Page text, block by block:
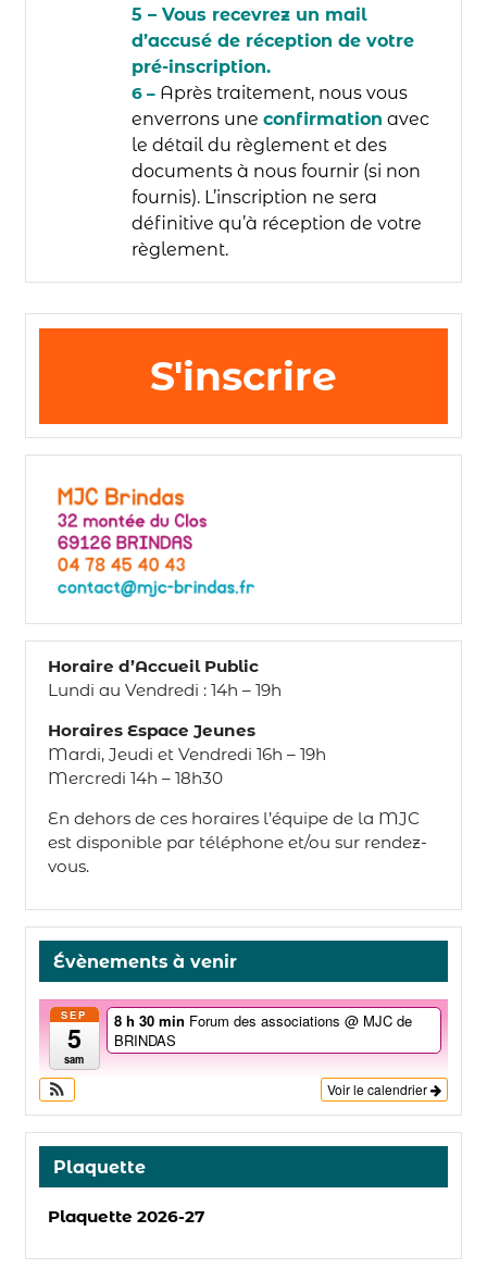
5 – Vous recevrez un mail
d’accusé de réception de votre
pré-inscription.
6 – Après traitement, nous vous
enverrons une confirmation avec
le détail du règlement et des
documents à nous fournir (si non
fournis). L’inscription ne sera
définitive qu’à réception de votre
règlement.
S'inscrire
Horaire d’Accueil Public
Lundi au Vendredi : 14h – 19h
Horaires Espace Jeunes
Mardi, Jeudi et Vendredi 16h – 19h
Mercredi 14h – 18h30
En dehors de ces horaires l’équipe de la MJC
est disponible par téléphone et/ou sur rendez-
vous.
Évènements à venir
SEP
5
sam
8 h 30 min Forum des associations @ MJC de
BRINDAS
Voir le calendrier
Plaquette
Plaquette 2026-27